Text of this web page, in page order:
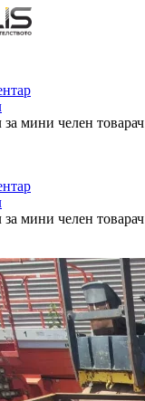
за мини челен товарач
за мини челен товарач